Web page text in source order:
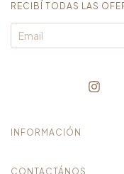
RECIBÍ TODAS LAS
INFORMACIÓN
CONTACTÁNOS